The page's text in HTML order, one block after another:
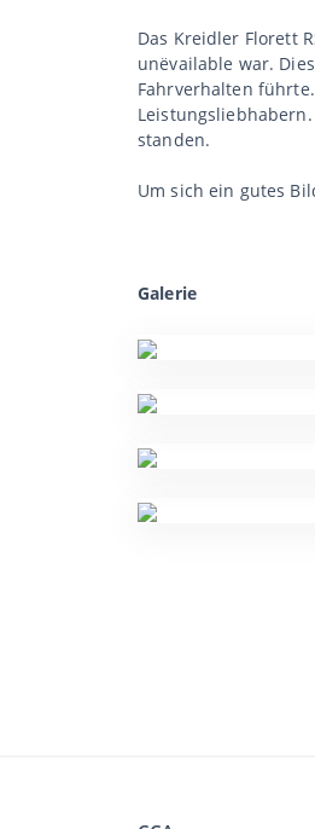
Das Kreidler Florett
unëvailable war.
Fahrverhalten
standen.
Um sich ein gutes
Galerie